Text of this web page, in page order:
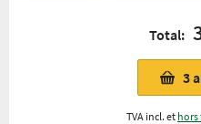
Total:
3
TVA incl. et